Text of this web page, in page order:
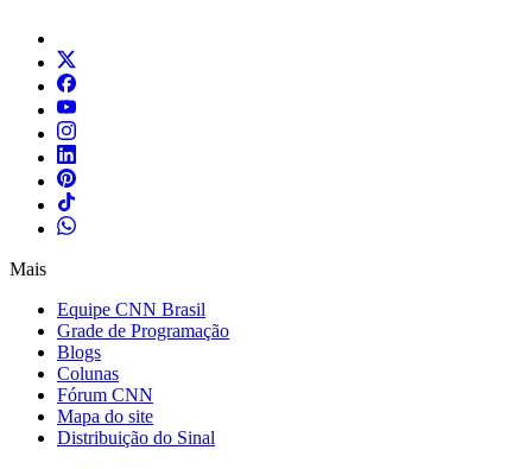
Mais
Equipe CNN Brasil
Grade de Programação
Blogs
Colunas
Fórum CNN
Mapa do site
Distribuição do Sinal